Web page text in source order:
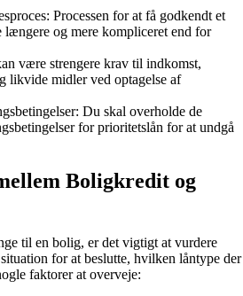
Processen for at få godkendt et
og mere kompliceret end for
være strengere krav til indkomst,
likvide midler ved optagelse af
Du skal overholde de
for prioritetslån for at undgå
Boligkredit og
til en bolig, er det vigtigt at vurdere
for at beslutte, hvilken låntype der
faktorer at overveje: